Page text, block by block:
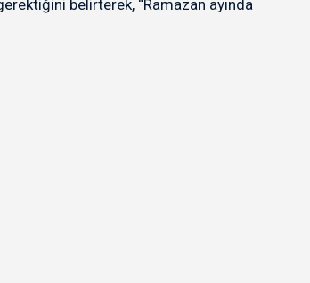
belirterek, “Ramazan ayında